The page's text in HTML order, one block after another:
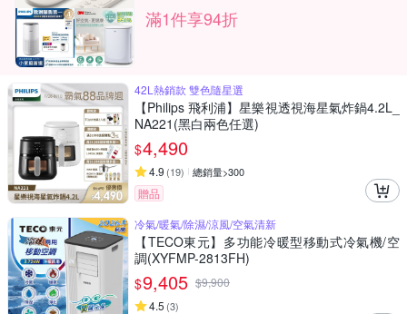
滿1件享94折
42L熱銷款 雙色隨星選
【Philips 飛利浦】星樂視透視海星氣炸鍋4.2L_
NA221(黑白兩色任選)
$4,490
4.9 (19) 總銷量>300
贈品
冷氣/暖氣/除濕/涼風/空氣清新
【TECO東元】多功能冷暖型移動式冷氣機/空
調(XYFMP-2813FH)
$9,405 $9,900
4.5 (3)